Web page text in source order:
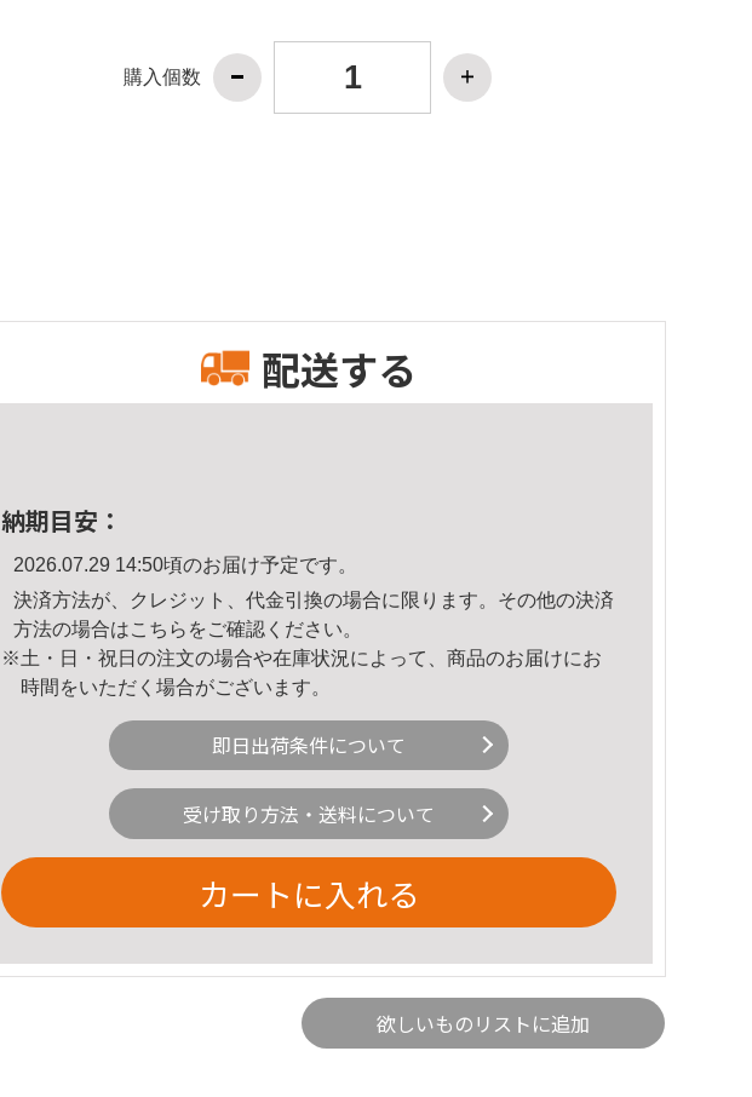
購入個数
配送する
納期目安：
2026.07.29 14:50頃のお届け予定です。
決済方法が、クレジット、代金引換の場合に限ります。その他の決済
方法の場合はこちら をご確認ください。
※土・日・祝日の注文の場合や在庫状況によって、商品のお届けにお
時間をいただく場合がございます。
即日出荷条件について
受け取り方法・送料について
カートに入れる
欲しいものリストに追加